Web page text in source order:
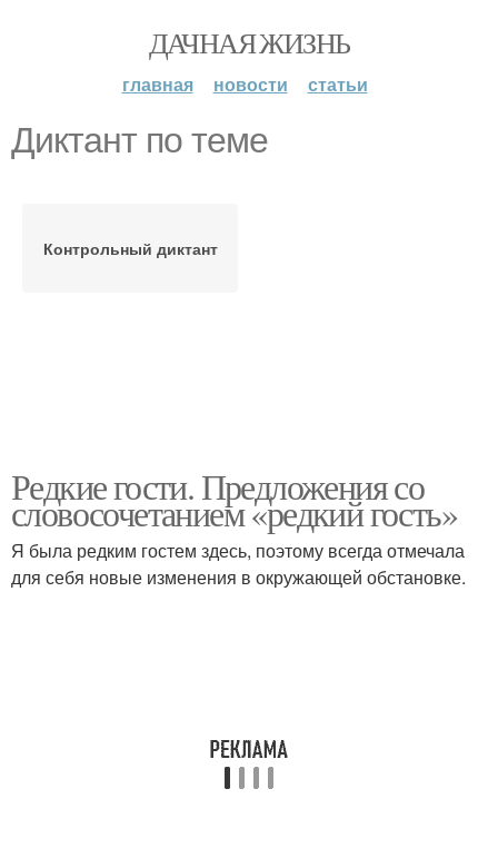
ДАЧНАЯ ЖИЗНЬ
главная новости статьи
Диктант по теме
Контрольный диктант
Редкие гости. Предложения со
словосочетанием «редкий гость»
Я была редким гостем здесь, поэтому всегда отмечала
для себя новые изменения в окружающей обстановке.